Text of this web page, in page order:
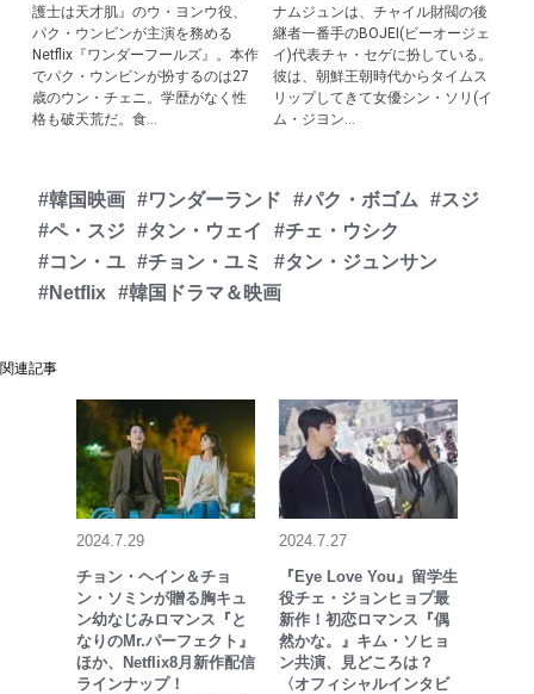
護士は天才肌』のウ・ヨンウ役、
パク・ウンビンが主演を務める
Netflix『ワンダーフールズ』。本作
でパク・ウンビンが扮するのは27
歳のウン・チェニ。学歴がなく性
格も破天荒だ。食...
ナムジュンは、チャイル財閥の後
継者一番手のBOJEI(ビーオージェ
イ)代表チャ・セゲに扮している。
彼は、朝鮮王朝時代からタイムス
リップしてきて女優シン・ソリ(イ
ム・ジヨン...
#韓国映画 #ワンダーランド #パク・ボゴム
#スジ
#ペ・スジ #タン・ウェイ
#チェ・ウシク
#コン・ユ #チョン・ユミ
#タン・ジュンサン
#Netflix #韓国ドラマ＆映画
関連記事
2024.7.29
チョン・ヘイン＆チョ
ン・ソミンが贈る胸キュ
ン幼なじみロマンス『と
なりのMr.パーフェクト』
ほか、Netflix8月新作配信
ラインナップ！
2024.7.27
『Eye Love You』留学生
役チェ・ジョンヒョプ最
新作！初恋ロマンス『偶
然かな。』キム・ソヒョ
ン共演、見どころは？
〈オフィシャルインタビ